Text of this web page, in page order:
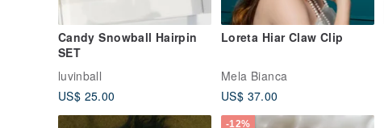
Candy Snowball Hairpin
SET
luvinball
US$ 25.00
Loreta Hiar Claw Clip
Mela Bianca
US$ 37.00
-12%